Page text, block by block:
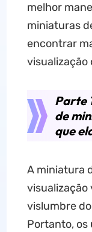
melhor
miniaturas
encontrar
visualização
Parte
de
que
A miniatura
visualização
vislumbre
Portanto, os